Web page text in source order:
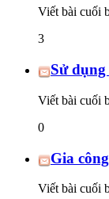
Viết bài cuối
3
Sử
Viết bài cuối
0
Gia
Viết bài cuối